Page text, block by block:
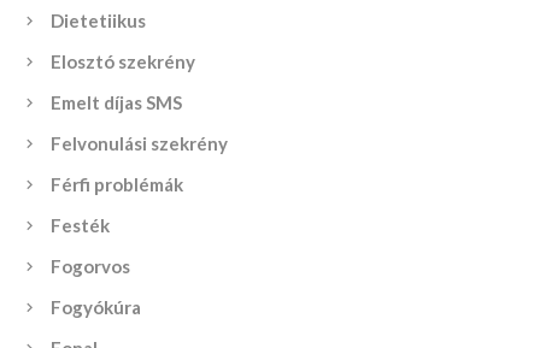
Dietetiikus
Elosztó szekrény
Emelt díjas SMS
Felvonulási szekrény
Férfi problémák
Festék
Fogorvos
Fogyókúra